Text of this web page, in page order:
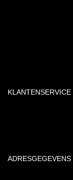
KLANTENSERVICE
ADRESGEGEVENS